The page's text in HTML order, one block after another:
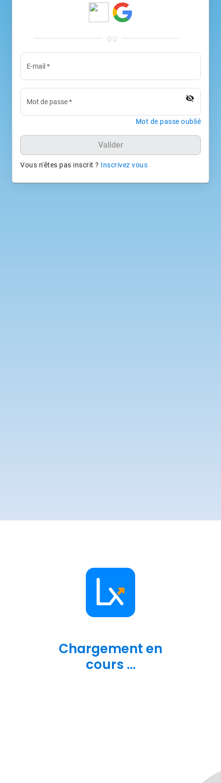
E-mail *
Mot de passe* visibility_off
Mot de passe oublié
Valider
Vous n'êtes pas inscrit ? Inscrivez vous
Chargement en
cours ...